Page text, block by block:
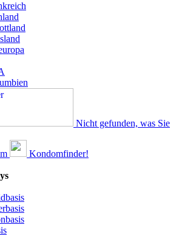
Nicht gefunden, was Sie
Kondomfinder!